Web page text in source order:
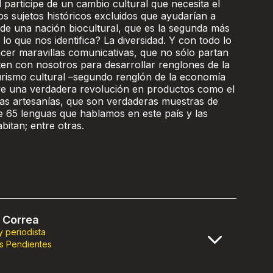
de un cambio cultural que necesita el
sujetos históricos excluidos que ayudarían a
una nación biocultural, que es la segunda más
que nos identifica? La diversidad. Y con todo lo
maravillas comunicativas, que no sólo partan
con nosotros para desarrollar renglones de la
cultural –segundo renglón de la economía
una verdadera revolución en productos como el
artesanías, que son verdaderas muestras de
65 lenguas que hablamos en este país y las
entre otras.
periodista
Pendientes